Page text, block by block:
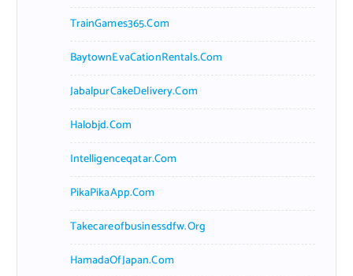
TrainGames365.com
BaytownEvaCationRentals.com
JabalpurCakeDelivery.com
Halobjd.com
Intelligenceqatar.com
PikaPikaApp.com
Takecareofbusinessdfw.org
HamadaOfJapan.com